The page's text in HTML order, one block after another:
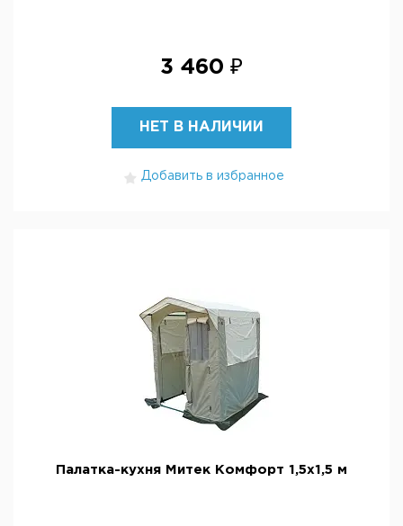
3 460 ₽
НЕТ В НАЛИЧИИ
Добавить в избранное
Палатка-кухня Митек Комфорт 1,5х1,5 м